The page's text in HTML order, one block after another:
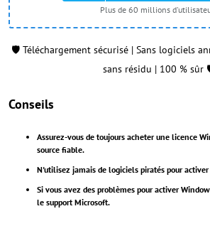
Plus de 60 millions
🛡️ Téléchargement sécurisé | Sans logiciels
sans résidu | 100 % sûr
Conseils
Assurez-vous de toujours acheter une licence
source fiable.
N'utilisez jamais de logiciels piratés pour
Si vous avez des problèmes pour activer
le support Microsoft.